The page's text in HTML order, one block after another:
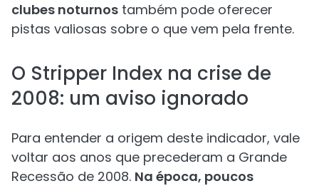
clubes noturnos também pode oferecer
pistas valiosas sobre o que vem pela frente.
O Stripper Index na crise de
2008: um aviso ignorado
Para entender a origem deste indicador, vale
voltar aos anos que precederam a Grande
Recessão de 2008. Na época, poucos